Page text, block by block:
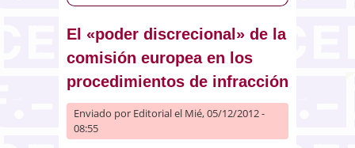
El «poder discrecional» de la
comisión europea en los
procedimientos de infracción
Enviado por Editorialel Mié, 05/12/2012 -
08:55